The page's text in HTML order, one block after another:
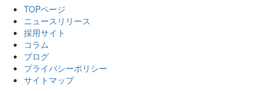
TOPページ
ニュースリリース
採用サイト
コラム
ブログ
プライバシーポリシー
サイトマップ